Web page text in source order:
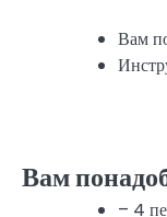
Вам
Вам
– 4